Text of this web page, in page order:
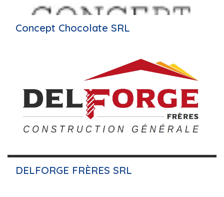
Concept Chocolate SRL
DELFORGE FRÈRES SRL